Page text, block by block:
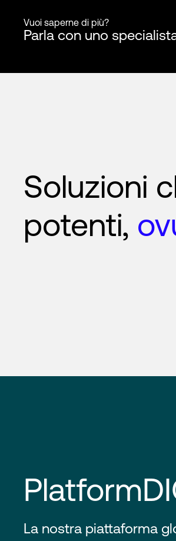
Vuoi saperne di più?
Parla con uno
Soluzioni
potenti,
La nostra piattaforma